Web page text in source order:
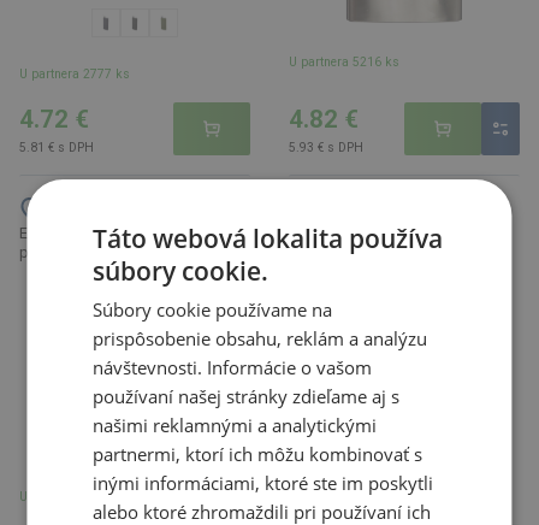
U partnera 2777 ks
4.72 €
5.81 € s DPH
U partnera 5216 ks
4.82 €
5.93 € s DPH
EDORAS ploskačka 220 ml, 4
poháriky a lievik v puzdre
U partnera 1829 ks
Forester ploskačka, hnedá
béžová
U partnera 1026 ks
Táto webová lokalita používa
súbory cookie.
Súbory cookie používame na
prispôsobenie obsahu, reklám a analýzu
návštevnosti. Informácie o vašom
používaní našej stránky zdieľame aj s
našimi reklamnými a analytickými
partnermi, ktorí ich môžu kombinovať s
inými informáciami, ktoré ste im poskytli
alebo ktoré zhromaždili pri používaní ich